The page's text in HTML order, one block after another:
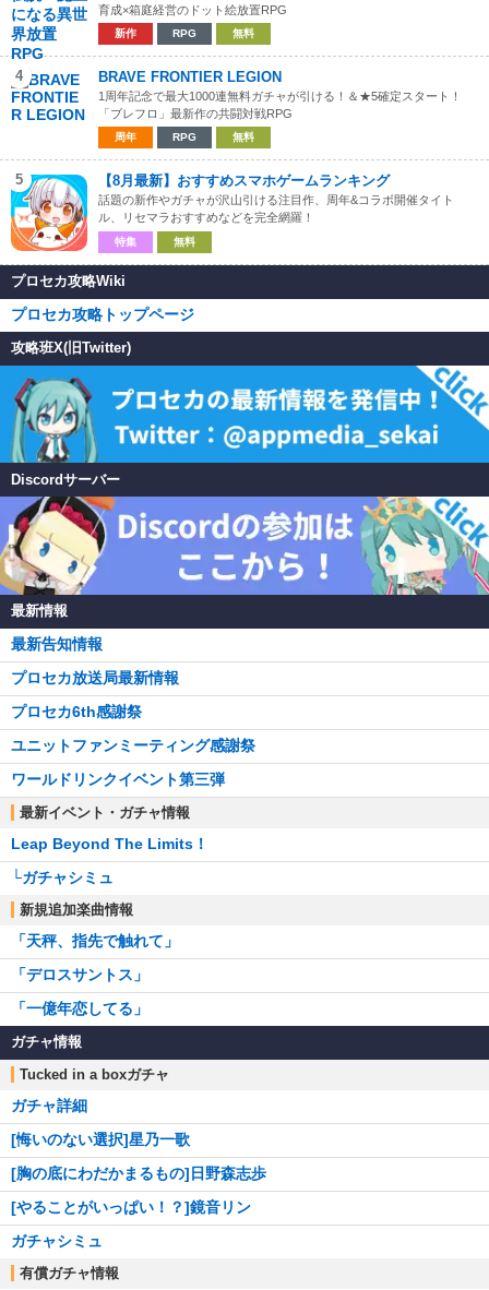
育成×箱庭経営のドット絵放置RPG
新作 RPG 無料
4 BRAVE FRONTIER LEGION
1周年記念で最大1000連無料ガチャが引ける！＆★5確定スタート！
「ブレフロ」最新作の共闘対戦RPG
周年 RPG 無料
5 【8月最新】おすすめスマホゲームランキング
話題の新作やガチャが沢山引ける注目作、周年&コラボ開催タイト
ル、リセマラおすすめなどを完全網羅！
特集 無料
プロセカ攻略Wiki
プロセカ攻略トップページ
攻略班X(旧Twitter)
Discordサーバー
最新情報
最新告知情報
プロセカ放送局最新情報
プロセカ6th感謝祭
ユニットファンミーティング感謝祭
ワールドリンクイベント第三弾
最新イベント・ガチャ情報
Leap Beyond The Limits！
└ガチャシミュ
新規追加楽曲情報
「天秤、指先で触れて」
「デロスサントス」
「一億年恋してる」
ガチャ情報
Tucked in a boxガチャ
ガチャ詳細
[悔いのない選択]星乃一歌
[胸の底にわだかまるもの]日野森志歩
[やることがいっぱい！？]鏡音リン
ガチャシミュ
有償ガチャ情報